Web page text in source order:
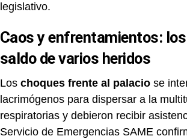
legislativo.
Caos y enfrentamientos:
saldo de varios heridos
Los choques frente al palacio se
lacrimógenos para dispersar a la
respiratorias y debieron recibir
Servicio de Emergencias SAME